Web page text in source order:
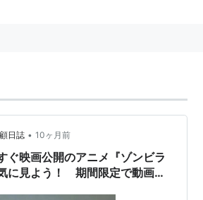
日誌 • 10ヶ月前
ぐ映画公開のアニメ『ゾンビラ
に見よう！ 期間限定で動画公